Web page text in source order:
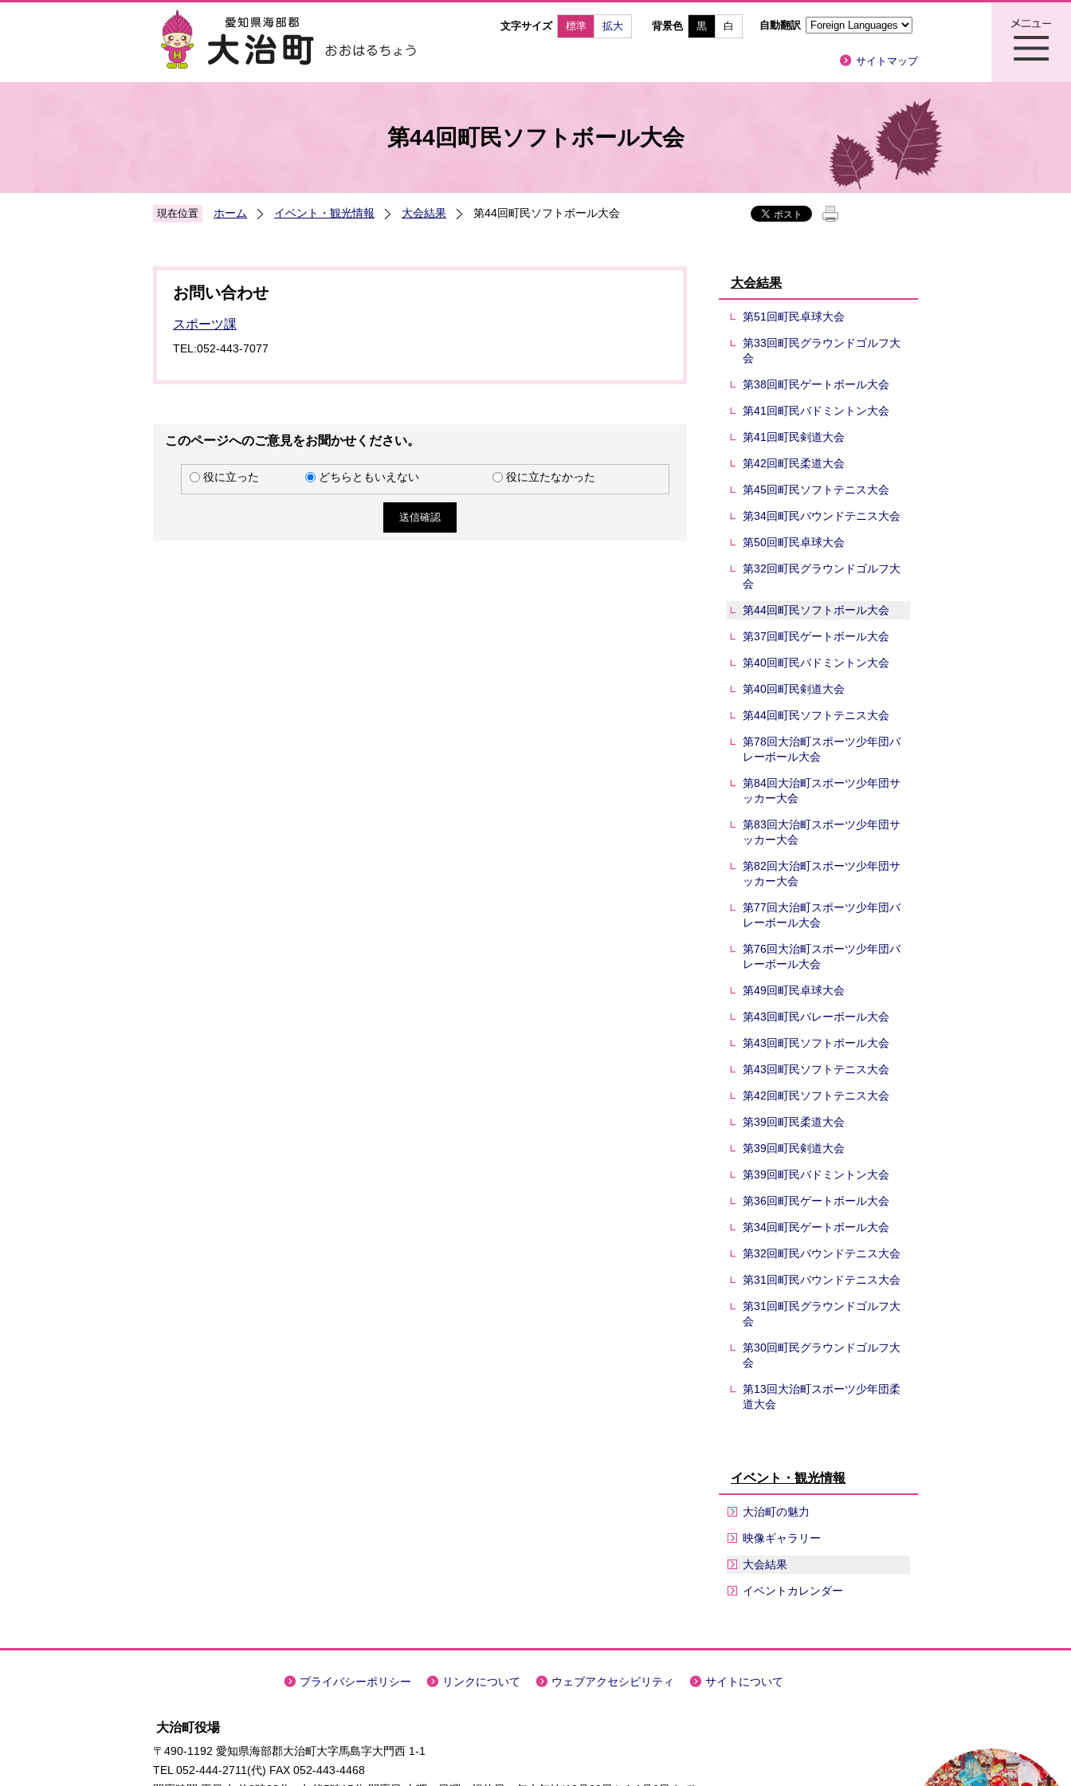
文字サイズ 標準 拡大 背景色 黒 白 自動翻訳
サイトマップ
第44回町民ソフトボール大会
現在位置 ホーム イベント・観光情報 大会結果 第44回町民ソフトボール大会
お問い合わせ
スポーツ課
TEL:052-443-7077
このページへのご意見をお聞かせください。
役に立った どちらともいえない 役に立たなかった
大会結果
第51回町民卓球大会
第33回町民グラウンドゴルフ大
会
第38回町民ゲートボール大会
第41回町民バドミントン大会
第41回町民剣道大会
第42回町民柔道大会
第45回町民ソフトテニス大会
第34回町民バウンドテニス大会
第50回町民卓球大会
第32回町民グラウンドゴルフ大
会
第44回町民ソフトボール大会
第37回町民ゲートボール大会
第40回町民バドミントン大会
第40回町民剣道大会
第44回町民ソフトテニス大会
第78回大治町スポーツ少年団バ
レーボール大会
第84回大治町スポーツ少年団サ
ッカー大会
第83回大治町スポーツ少年団サ
ッカー大会
第82回大治町スポーツ少年団サ
ッカー大会
第77回大治町スポーツ少年団バ
レーボール大会
第76回大治町スポーツ少年団バ
レーボール大会
第49回町民卓球大会
第43回町民バレーボール大会
第43回町民ソフトボール大会
第43回町民ソフトテニス大会
第42回町民ソフトテニス大会
第39回町民柔道大会
第39回町民剣道大会
第39回町民バドミントン大会
第36回町民ゲートボール大会
第34回町民ゲートボール大会
第32回町民バウンドテニス大会
第31回町民バウンドテニス大会
第31回町民グラウンドゴルフ大
会
第30回町民グラウンドゴルフ大
会
第13回大治町スポーツ少年団柔
道大会
イベント・観光情報
大治町の魅力
映像ギャラリー
大会結果
イベントカレンダー
プライバシーポリシー リンクについて ウェブアクセシビリティ サイトについて
大治町役場
〒490-1192 愛知県海部郡大治町大字馬島字大門西 1-1
TEL 052-444-2711(代) FAX 052-443-4468